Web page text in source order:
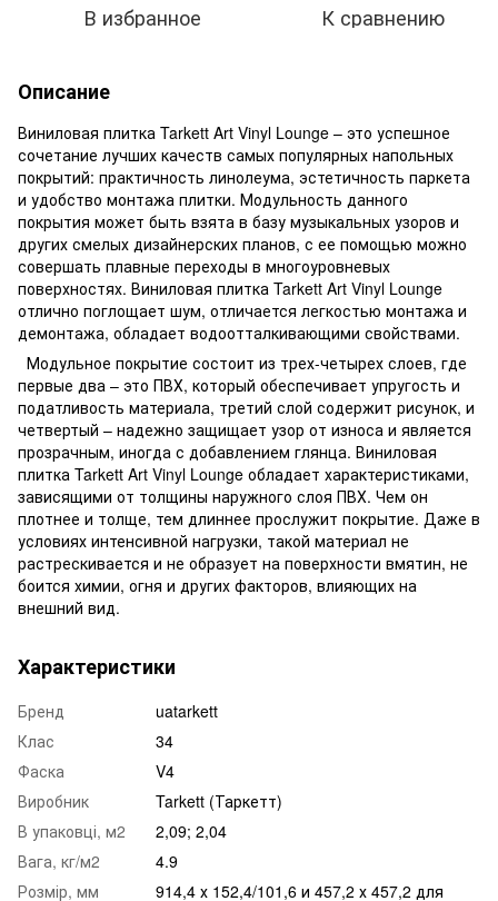
В избранное К сравнению
Описание
Виниловая плитка Tarkett Art Vinyl Lounge – это успешное
сочетание лучших качеств самых популярных напольных
покрытий: практичность линолеума, эстетичность паркета
и удобство монтажа плитки. Модульность данного
покрытия может быть взята в базу музыкальных узоров и
других смелых дизайнерских планов, с ее помощью можно
совершать плавные переходы в многоуровневых
поверхностях. Виниловая плитка Tarkett Art Vinyl Lounge
отлично поглощает шум, отличается легкостью монтажа и
демонтажа, обладает водоотталкивающими свойствами.
Модульное покрытие состоит из трех-четырех слоев, где
первые два – это ПВХ, который обеспечивает упругость и
податливость материала, третий слой содержит рисунок, и
четвертый – надежно защищает узор от износа и является
прозрачным, иногда с добавлением глянца. Виниловая
плитка Tarkett Art Vinyl Lounge обладает характеристиками,
зависящими от толщины наружного слоя ПВХ. Чем он
плотнее и толще, тем длиннее прослужит покрытие. Даже в
условиях интенсивной нагрузки, такой материал не
растрескивается и не образует на поверхности вмятин, не
боится химии, огня и других факторов, влияющих на
внешний вид.
Характеристики
Бренд
uatarkett
Клас
34
Фаска
V4
Виробник
Tarkett (Таркетт)
В упаковці, м2
2,09; 2,04
Вага, кг/м2
4.9
Розмір, мм
914,4 х 152,4/101,6 и 457,2 х 457,2 для